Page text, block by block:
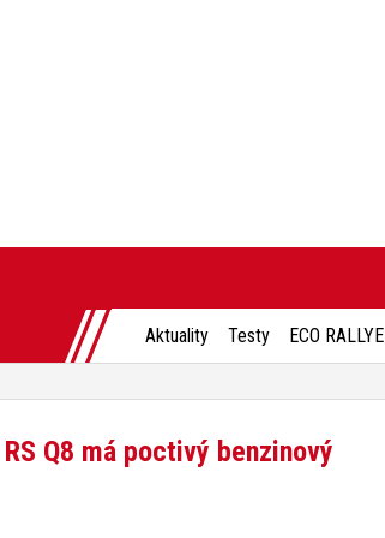
Aktuality Testy ECO RALLYE
Q8 má poctivý benzinový